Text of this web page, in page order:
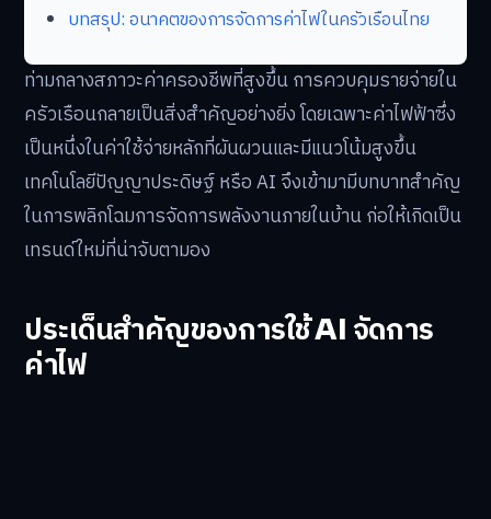
บทสรุป: อนาคตของการจัดการค่าไฟในครัวเรือนไทย
ท่ามกลางสภาวะค่าครองชีพที่สูงขึ้น การควบคุมรายจ่ายใน
ครัวเรือนกลายเป็นสิ่งสำคัญอย่างยิ่ง โดยเฉพาะค่าไฟฟ้าซึ่ง
เป็นหนึ่งในค่าใช้จ่ายหลักที่ผันผวนและมีแนวโน้มสูงขึ้น
เทคโนโลยีปัญญาประดิษฐ์ หรือ AI จึงเข้ามามีบทบาทสำคัญ
ในการพลิกโฉมการจัดการพลังงานภายในบ้าน ก่อให้เกิดเป็น
เทรนด์ใหม่ที่น่าจับตามอง
ประเด็นสำคัญของการใช้ AI จัดการ
ค่าไฟ